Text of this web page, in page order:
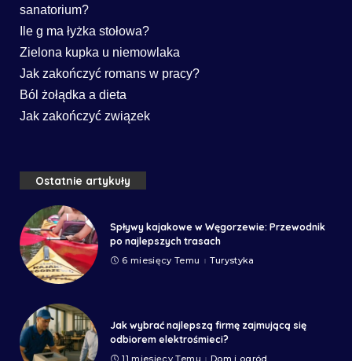
sanatorium?
Ile g ma łyżka stołowa?
Zielona kupka u niemowlaka
Jak zakończyć romans w pracy?
Ból żołądka a dieta
Jak zakończyć związek
Ostatnie artykuły
Spływy kajakowe w Węgorzewie: Przewodnik
po najlepszych trasach
6 miesięcy Temu Turystyka
Jak wybrać najlepszą firmę zajmującą się
odbiorem elektrośmieci?
11 miesięcy Temu Dom i ogród